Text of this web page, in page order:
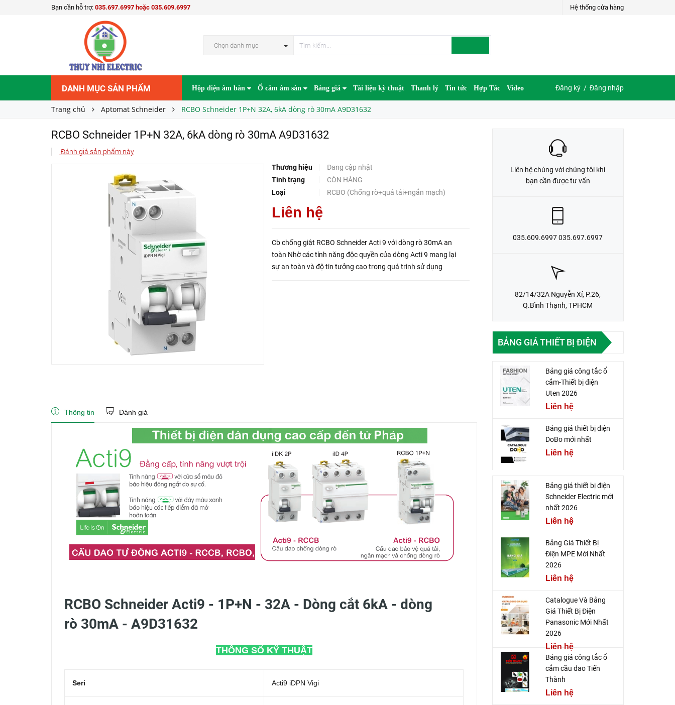
Bạn cần hỗ trợ: 035.697.6997 hoặc 035.609.6997 Hệ thống cửa hàng
Chọn danh mục
DANH MỤC SẢN PHẨM Hộp điện âm bàn Ổ cắm âm sàn Bảng giá Tài liệu kỹ thuật Thanh lý Tin tức Hợp Tác Video Đăng ký / Đăng nhập
Trang chủ Aptomat Schneider RCBO Schneider 1P+N 32A, 6kA dòng rò 30mA A9D31632
RCBO Schneider 1P+N 32A, 6kA dòng rò 30mA A9D31632
Đánh giá sản phẩm này
Thương hiệu
Đang cập nhật
Tình trạng
CÒN HÀNG
Loại
RCBO (Chống rò+quá tải+ngắn mạch)
Liên hệ
Cb chống giật RCBO Schneider Acti 9 với dòng rò 30mA an
toàn Nhờ các tính năng độc quyền của dòng Acti 9 mang lại
sự an toàn và độ tin tưởng cao trong quá trinh sử dụng
RCBO Schneider 1P+N 32A, 6kA dòng rò 30mA A9D31632
Giá bán: Liên hệ
LIÊN HỆ ĐẶT HÀNG
Thông tin Đánh giá
RCBO Schneider Acti9 - 1P+N - 32A - Dòng cắt 6kA - dòng
rò 30mA - A9D31632
THÔNG SỐ KỸ THUẬT
Seri Acti9 iDPN Vigi
Liên hệ chúng với chúng tôi khi
bạn cần được tư vấn
035.609.6997 035.697.6997
82/14/32A Nguyễn Xí, P.26,
Q.Bình Thạnh, TPHCM
BẢNG GIÁ THIẾT BỊ ĐIỆN
Bảng giá công tắc ổ
cắm-Thiết bị điện
Uten 2026
Liên hệ
Bảng giá thiết bị điện
DoBo mới nhất
Liên hệ
Bảng giá thiết bị điện
Schneider Electric mới
nhất 2026
Liên hệ
Bảng Giá Thiết Bị
Điện MPE Mới Nhất
2026
Liên hệ
Catalogue Và Bảng
Giá Thiết Bị Điện
Panasonic Mới Nhất
2026
Liên hệ
Bảng giá công tắc ổ
cắm cầu dao Tiến
Thành
Liên hệ